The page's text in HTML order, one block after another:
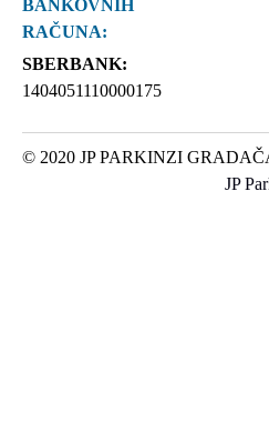
BANKOVNIH
RAČUNA:
SBERBANK:
1404051110000175
© 2020 JP PARKINZI
JP